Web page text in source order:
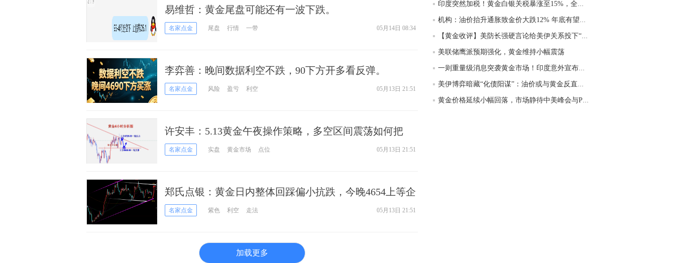
易维哲：黄金尾盘可能还有一波下跌。
名家点金 尾盘 行情 一带 05月14日 08:34
李弈善：晚间数据利空不跌，90下方开多看反弹。
名家点金 风险 盈亏 利空 05月13日 21:51
许安丰：5.13黄金午夜操作策略，多空区间震荡如何把
握？
名家点金 实盘 黄金市场 点位 05月13日 21:51
郑氏点银：黄金日内整体回踩偏小抗跌，今晚4654上等企
稳名家点金 紫色 利空 走法 05月13日 21:51
加载更多
匿名网友-中金在线手机网：止损多少 老师
徐文婷：7美金
度。70一50？。
徐文婷：带上止损博弈，实时指导， 关注老
师财经号主页：http://mp.cnfol.com/user/58676
匿名网友-中金在线手机网：老师好，金现在
印度突然加税！黄金白银关税暴涨至15%，全球贵...
机构：油价抬升通胀致金价大跌12% 年底有望冲五...
【黄金收评】美防长强硬言论给美伊关系投下“震...
美联储鹰派预期强化，黄金维持小幅震荡
一则重量级消息突袭黄金市场！印度意外宣布将黄...
美伊博弈暗藏“化债阳谋”：油价或与黄金反直觉...
黄金价格延续小幅回落，市场静待中美峰会与PPI...